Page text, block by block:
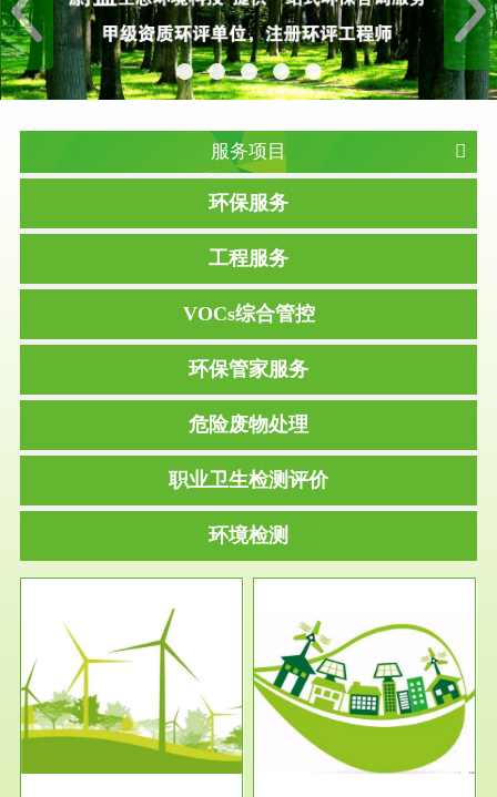
服务项目
环保服务
工程服务
VOCs综合管控
环保管家服务
危险废物处理
职业卫生检测评价
环境检测
服务范围
环保竣工验收
根据《建设项目环境保护管理条
例》第十七条 编制环境影响报